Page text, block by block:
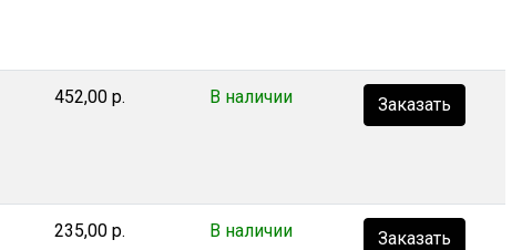
452,00 р. В наличии Заказать
235,00 р. В наличии Заказать